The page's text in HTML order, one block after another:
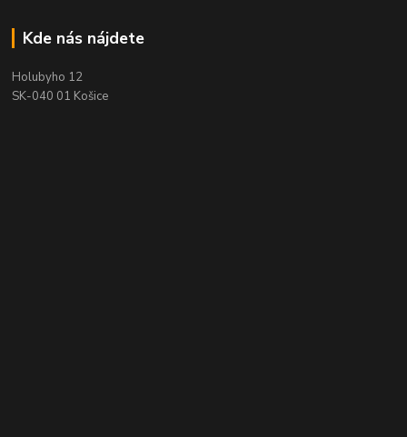
Kde nás nájdete
Holubyho 12
SK-040 01 Košice